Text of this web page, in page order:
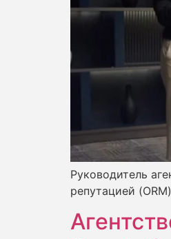
Руководитель
репутацией